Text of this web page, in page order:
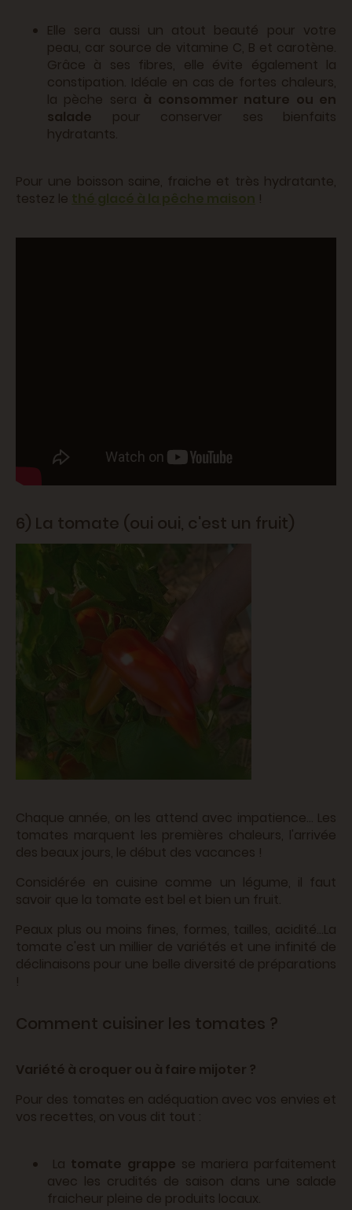
Elle sera aussi un atout beauté pour votre
peau, car source de vitamine C, B et carotène.
Grâce à ses fibres, elle évite également la
constipation. Idéale en cas de fortes chaleurs,
la pèche sera à consommer nature ou en
salade pour conserver ses bienfaits
hydratants.
Pour une boisson saine, fraiche et très hydratante,
testez le thé glacé à la pêche maison !
6) La tomate (oui oui, c'est un fruit)
Chaque année, on les attend avec impatience... Les
tomates marquent les premières chaleurs, l'arrivée
des beaux jours, le début des vacances !
Considérée en cuisine comme un légume, il faut
savoir que la tomate est bel et bien un fruit.
Peaux plus ou moins fines, formes, tailles, acidité...La
tomate c'est un millier de variétés et une infinité de
déclinaisons pour une belle diversité de préparations
!
Comment cuisiner les tomates ?
Variété à croquer ou à faire mijoter ?
Pour des tomates en adéquation avec vos envies et
vos recettes, on vous dit tout :
La tomate grappe se mariera parfaitement
avec les crudités de saison dans une salade
fraicheur pleine de produits locaux.